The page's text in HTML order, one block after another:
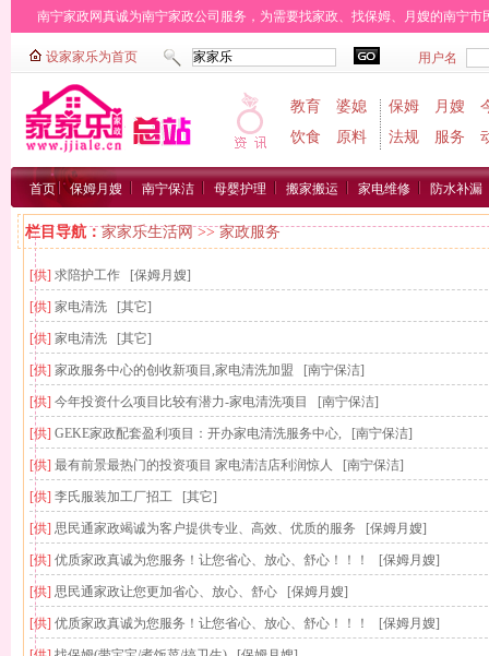
南宁家政网真诚为南宁家政公司服务，为需要找家政、找保姆、月嫂的南宁市
兴宁区 良庆区
教育
婆媳
饮食
原料
保姆 月嫂
法规
服务
首页 保姆月嫂 南宁保洁 母婴护理 搬家搬运 家电维修 防水补漏
栏目导航：家家乐生活网>>家政服务
[供] 求陪护工作 [保姆月嫂]
[供] 家电清洗 [其它]
[供] 家电清洗 [其它]
[供] 家政服务中心的创收新项目,家电清洗加盟 [南宁保洁]
[供] 今年投资什么项目比较有潜力-家电清洗项目 [南宁保洁]
[供] GEKE家政配套盈利项目：开办家电清洗服务中心, [南宁保洁]
[供] 最有前景最热门的投资项目 家电清洁店利润惊人 [南宁保洁]
[供] 李氏服装加工厂招工 [其它]
[供] 思民通家政竭诚为客户提供专业、高效、优质的服务 [保姆月嫂]
[供] 优质家政真诚为您服务！让您省心、放心、舒心！！！ [保姆月嫂]
[供] 思民通家政让您更加省心、放心、舒心 [保姆月嫂]
[供] 优质家政真诚为您服务！让您省心、放心、舒心！！！ [保姆月嫂]